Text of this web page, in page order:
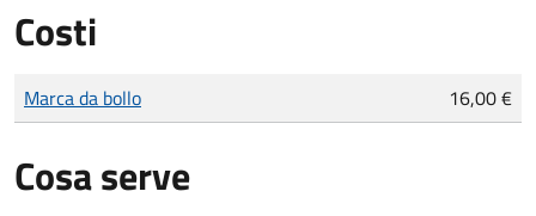
Costi
Tipo di pagamento
Importo
Marca da bollo 16,00 €
Cosa serve